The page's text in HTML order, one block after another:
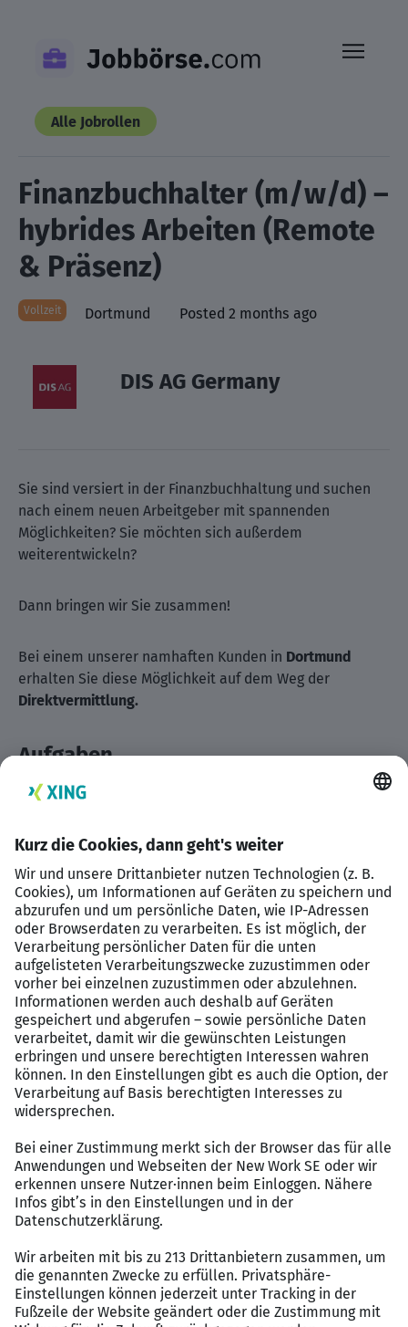
content
Alle Jobrollen
Finanzbuchhalter (m/w/d) –
hybrides Arbeiten (Remote
& Präsenz)
Vollzeit Dortmund Posted 2 months ago
DIS AG Germany
Sie sind versiert in der Finanzbuchhaltung und suchen
nach einem neuen Arbeitgeber mit spannenden
Möglichkeiten? Sie möchten sich außerdem
weiterentwickeln?
Dann bringen wir Sie zusammen!
Bei einem unserer namhaften Kunden in Dortmund
erhalten Sie diese Möglichkeit auf dem Weg der
Direktvermittlung.
Aufgaben
Bearbeitung der laufenden Geschäftsvorfälle
Durchführung des Zahllaufs
Kreditoren-, Debitoren- und
Sachkontenbuchhaltung
Erstellung der Umsatzsteuervoranmeldungen
Unterstützung bei den Monats- und
Jahresabschlüssen nach HGB
Profil
Abgeschlossene kaufmännische Ausbildung
genannten Bereich
Kenntnisse im Umgang mit einem gängigen ERP-
System wünschenswert
Strukturierte Arbeitsweise sowie Hands-On-
Mentalität
Fließende Deutsch-Kenntnisse